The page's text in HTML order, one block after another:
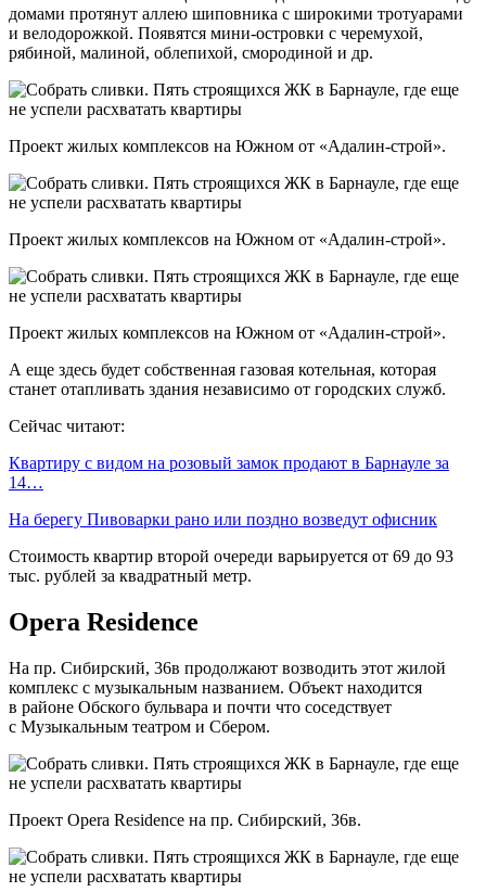
домами протянут аллею шиповника с широкими тротуарами
и велодорожкой. Появятся мини-островки с черемухой,
рябиной, малиной, облепихой, смородиной и др.
Проект жилых комплексов на Южном от «Адалин-строй».
Проект жилых комплексов на Южном от «Адалин-строй».
Проект жилых комплексов на Южном от «Адалин-строй».
А еще здесь будет собственная газовая котельная, которая
станет отапливать здания независимо от городских служб.
Сейчас читают:
Квартиру с видом на розовый замок продают в Барнауле за
14…
На берегу Пивоварки рано или поздно возведут офисник
Стоимость квартир второй очереди варьируется от 69 до 93
тыс. рублей за квадратный метр.
Opera Residence
На пр. Сибирский, 36в продолжают возводить этот жилой
комплекс с музыкальным названием. Объект находится
в районе Обского бульвара и почти что соседствует
с Музыкальным театром и Сбером.
Проект Opera Residence на пр. Сибирский, 36в.